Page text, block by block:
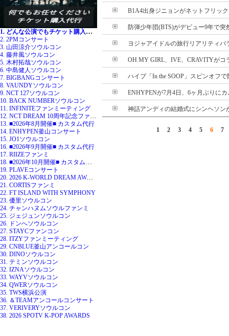
1. どんな公演でもチケット購入代行
2. 2PMコンサート
3. 山田涼介ソウルコン
4. 藤井風ソウルコン
5. 木村拓哉ソウルコン
6. 中島健人ソウルコン
7. BIGBANGコンサート
8. VAUNDYソウルコン
9. NCT 127ソウルコン
10. BACK NUMBERソウルコン
11. INFINITEファンミーティング
12. NCT DREAM 10周年記念ファンミ
13. ■2026年8月開催■ カスタム代行
14. ENHYPEN釜山コンサート
15. JO1ソウルコン
16. ■2026年9月開催■ カスタム代行
17. RIIZEファンミ
18. ■2026年10月開催■ カスタム代行
19. PLAVEコンサート
20. 2026 K-WORLD DREAM AWARDS
21. CORTISファンミ
22. FT ISLAND WITH SYMPHONY
23. 優里ソウルコン
24. チャンハヌムソウルファンミ
25. ジェジュンソウルコン
26. ドンへソウルコン
27. STAYCファンコン
28. ITZYファンミーティング
29. CNBLUE釜山アンコールコン
30. DINOソウルコン
31. テミンソウルコン
32. IZNAソウルコン
33. WAYVソウルコン
34. QWERソウルコン
35. TWS横浜公演
36. ＆TEAMアンコールコンサート
37. VERIVERYソウルコン
38. 2026 SPOTV K-POP AWARDS
B1A4出身ジニョンがネットフリッ
防弾少年団(BTS)がデビュー9年で突
ヨジャアイドルの旅行リアリティバ
OH MY GIRL、IVE、CRAVITYがコ
ハイブ「In the SOOP」スピンオフで
ENHYPENが7月4日、6ヶ月ぶりに
神話アンディの結婚式にシンヘソン
1 2 3 4 5 6 7